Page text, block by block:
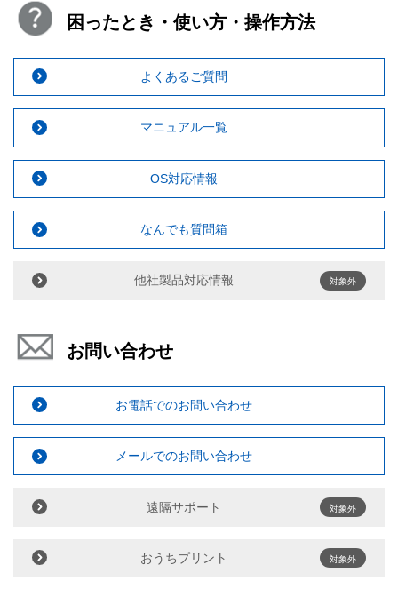
困ったとき・使い方・操作方法
よくあるご質問
マニュアル一覧
OS対応情報
なんでも質問箱
他社製品対応情報 対象外
お問い合わせ
お電話でのお問い合わせ
メールでのお問い合わせ
遠隔サポート 対象外
おうちプリント 対象外